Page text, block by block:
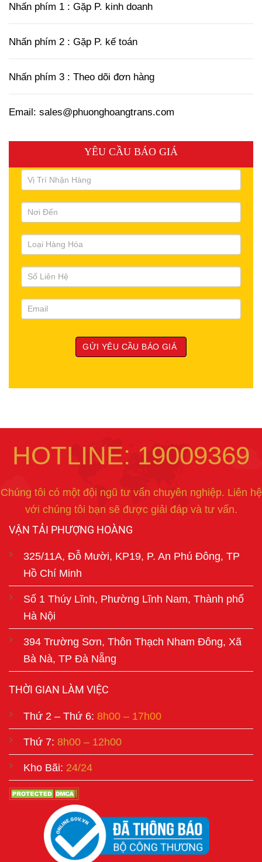
Nhấn phím 1 : Gặp P. kinh doanh
Nhấn phím 2 : Gặp P. kế toán
Nhấn phím 3 : Theo dõi đơn hàng
Email: sales@phuonghoangtrans.com
YÊU CẦU BÁO GIÁ
HOTLINE: 19009369
Chúng tôi có một đội ngũ tư vấn chuyên nghiệp. Liên hệ
với chúng tôi bạn sẽ được giải đáp và tư vấn.
VẬN TẢI PHƯỢNG HOÀNG
325/11A, Đỗ Mười, KP19, P. An Phú Đông, TP
Hồ Chí Minh
Số 1 Thúy Lĩnh, Phường Lĩnh Nam, Thành phố
Hà Nội
394 Trường Sơn, Thôn Thạch Nham Đông, Xã
Bà Nà, TP Đà Nẵng
THỜI GIAN LÀM VIỆC
Thứ 2 – Thứ 6: 8h00 – 17h00
Thứ 7: 8h00 – 12h00
Kho Bãi: 24/24